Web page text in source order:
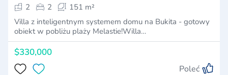
2
2
151 m²
Villa z inteligentnym systemem domu na Bukita - gotowy
obiekt w pobliżu plaży Melastie!Willa…
$330,000
Poleć